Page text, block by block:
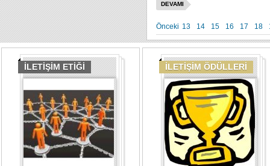
DEVAMI
Önceki 13 14 15 16 17 18
İLETİŞİM ETİĞİ İLETİŞİM ÖDÜLLERİ